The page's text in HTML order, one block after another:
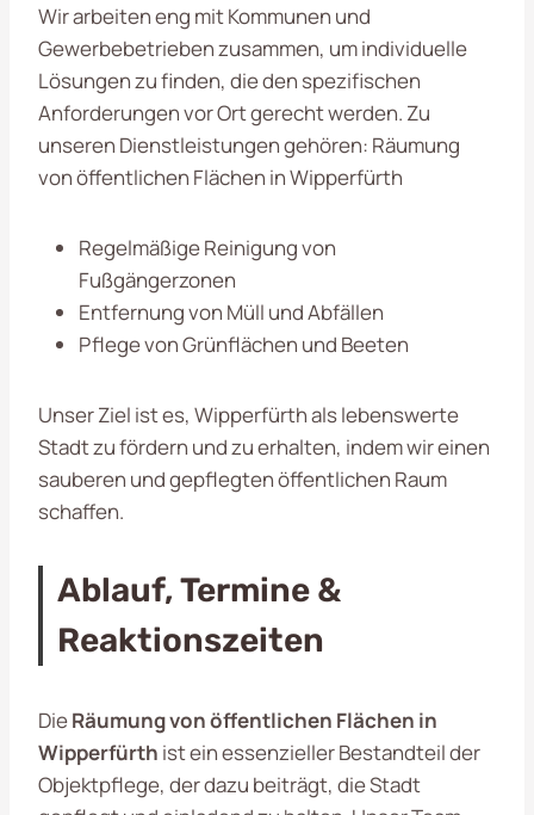
Wir arbeiten eng mit Kommunen und
Gewerbebetrieben zusammen, um individuelle
Lösungen zu finden, die den spezifischen
Anforderungen vor Ort gerecht werden. Zu
unseren Dienstleistungen gehören: Räumung
von öffentlichen Flächen in Wipperfürth
Regelmäßige Reinigung von
Fußgängerzonen
Entfernung von Müll und Abfällen
Pflege von Grünflächen und Beeten
Unser Ziel ist es, Wipperfürth als lebenswerte
Stadt zu fördern und zu erhalten, indem wir einen
sauberen und gepflegten öffentlichen Raum
schaffen.
Ablauf, Termine &
Reaktionszeiten
DieRäumung von öffentlichen Flächen in
Wipperfürth ist ein essenzieller Bestandteil der
Objektpflege, der dazu beiträgt, die Stadt